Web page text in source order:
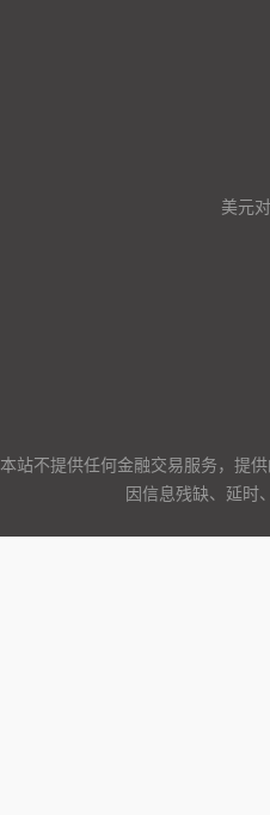
美元
本站不提供任何金融交易服务，提
因信息残缺、延时